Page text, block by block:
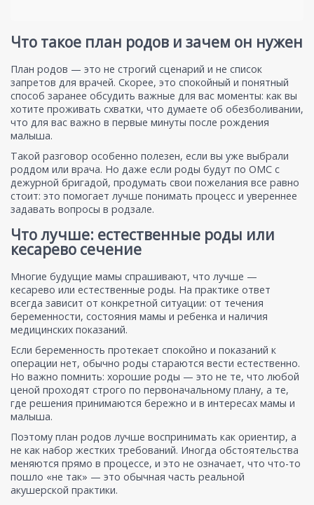
Что такое план родов и зачем он нужен
План родов — это не строгий сценарий и не список
запретов для врачей. Скорее, это спокойный и понятный
способ заранее обсудить важные для вас моменты: как вы
хотите проживать схватки, что думаете об обезболивании,
что для вас важно в первые минуты после рождения
малыша.
Такой разговор особенно полезен, если вы уже выбрали
роддом или врача. Но даже если роды будут по ОМС с
дежурной бригадой, продумать свои пожелания все равно
стоит: это помогает лучше понимать процесс и увереннее
задавать вопросы в родзале.
Что лучше: естественные роды или
кесарево сечение
Многие будущие мамы спрашивают, что лучше —
кесарево или естественные роды. На практике ответ
всегда зависит от конкретной ситуации: от течения
беременности, состояния мамы и ребенка и наличия
медицинских показаний.
Если беременность протекает спокойно и показаний к
операции нет, обычно роды стараются вести естественно.
Но важно помнить: хорошие роды — это не те, что любой
ценой проходят строго по первоначальному плану, а те,
где решения принимаются бережно и в интересах мамы и
малыша.
Поэтому план родов лучше воспринимать как ориентир, а
не как набор жестких требований. Иногда обстоятельства
меняются прямо в процессе, и это не означает, что что-то
пошло «не так» — это обычная часть реальной
акушерской практики.